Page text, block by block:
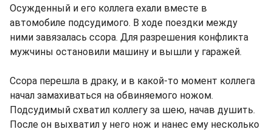
Осужденный и его коллега ехали вместе в
автомобиле подсудимого. В ходе поездки между
ними завязалась ссора. Для разрешения конфликта
мужчины остановили машину и вышли у гаражей.
Ссора перешла в драку, и в какой-то момент коллега
начал замахиваться на обвиняемого ножом.
Подсудимый схватил коллегу за шею, начав душить.
После он выхватил у него нож и нанес ему несколько